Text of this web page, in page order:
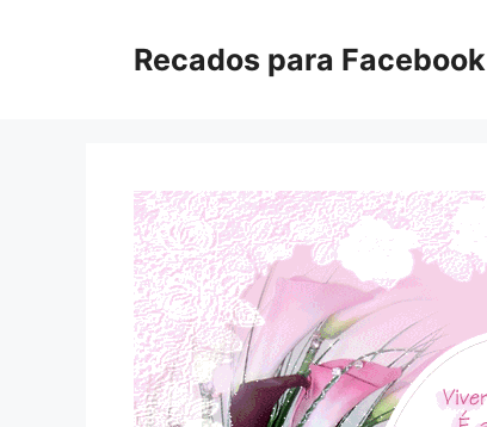
Recados para Facebook